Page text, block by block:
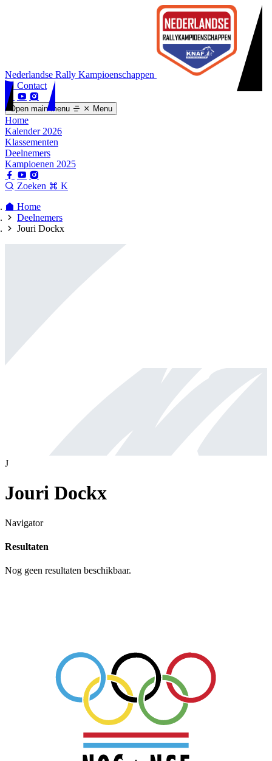
Nederlandse Rally Kampioenschappen
Contact
Open main menu Menu
Home
Kalender 2026
Klassementen
Deelnemers
Kampioenen 2025
Zoeken
K
Home
Deelnemers
Jouri Dockx
J
Jouri Dockx
Navigator
Resultaten
Nog geen resultaten beschikbaar.